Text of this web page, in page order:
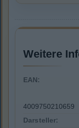
Weitere
EAN:
4009750210659
Darsteller: